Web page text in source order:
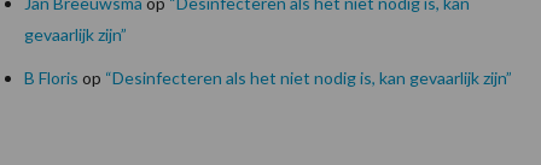
gevaarlijk zijn”
B Floris op “Desinfecteren als het niet nodig is, kan gevaarlijk zijn”